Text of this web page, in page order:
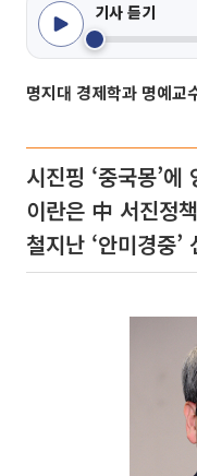
기사 듣기
명지대 경제학과 명예교
시진핑 ‘중국몽’
이란은 中 서진정
철지난 ‘안미경중’